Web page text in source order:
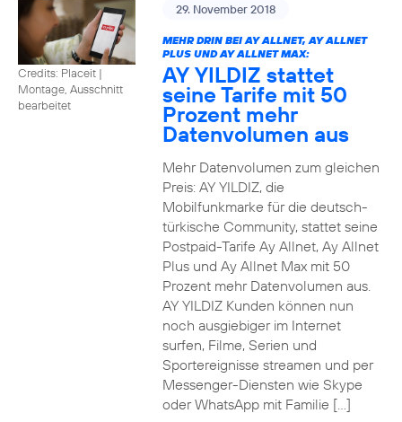
Credits: Placeit |
Montage, Ausschnitt
bearbeitet
29. November 2018
MEHR DRIN BEI AY ALLNET, AY ALLNET
PLUS UND AY ALLNET MAX:
AY YILDIZ stattet
seine Tarife mit 50
Prozent mehr
Datenvolumen aus
Mehr Datenvolumen zum gleichen
Preis: AY YILDIZ, die
Mobilfunkmarke für die deutsch-
türkische Community, stattet seine
Postpaid-Tarife Ay Allnet, Ay Allnet
Plus und Ay Allnet Max mit 50
Prozent mehr Datenvolumen aus.
AY YILDIZ Kunden können nun
noch ausgiebiger im Internet
surfen, Filme, Serien und
Sportereignisse streamen und per
Messenger-Diensten wie Skype
oder WhatsApp mit Familie […]